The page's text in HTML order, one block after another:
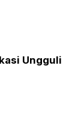
Ungguli